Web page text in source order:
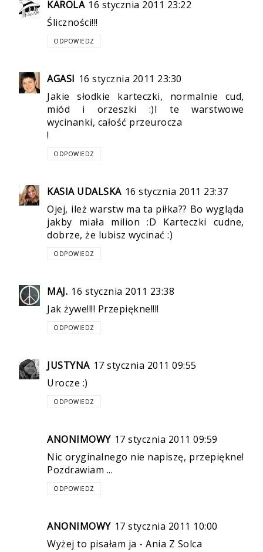
KAROLA 16 stycznia 2011 23:22
Śliczności!!!
ODPOWIEDZ
AGASI 16 stycznia 2011 23:30
Jakie słodkie karteczki, normalnie cud,
miód i orzeszki :)I te warstwowe
wycinanki, całość przeurocza
!
ODPOWIEDZ
KASIA UDALSKA 16 stycznia 2011 23:37
Ojej, ileż warstw ma ta piłka?? Bo wygląda
jakby miała milion :D Karteczki cudne,
dobrze, że lubisz wycinać :)
ODPOWIEDZ
MAJ. 16 stycznia 2011 23:38
Jak żywe!!!! Przepiękne!!!!
ODPOWIEDZ
JUSTYNA 17 stycznia 2011 09:55
Urocze :)
ODPOWIEDZ
ANONIMOWY 17 stycznia 2011 09:59
Nic oryginalnego nie napiszę, przepiękne!
Pozdrawiam ...
ODPOWIEDZ
ANONIMOWY 17 stycznia 2011 10:00
Wyżej to pisałam ja - Ania Z Solca